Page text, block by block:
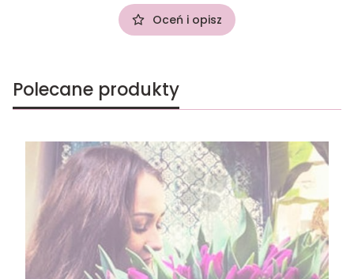
Oceń i opisz
Polecane produkty